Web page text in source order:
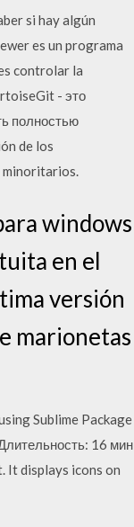
si hay algún
es un programa
controlar la
- это
полностью
de los
minoritarios.
windows
en el
versión
marionetas
Sublime Package
16 мин
It displays icons on